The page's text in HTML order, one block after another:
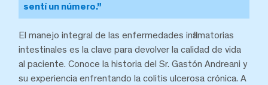
sentí un número.”
El manejo integral de las enfermedades inflamatorias
intestinales es la clave para devolver la calidad de vida
al paciente. Conoce la historia del Sr. Gastón Andreani y
su experiencia enfrentando la colitis ulcerosa crónica. A